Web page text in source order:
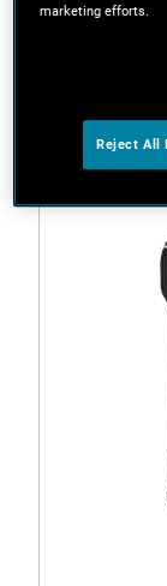
marketing efforts.
Reject All